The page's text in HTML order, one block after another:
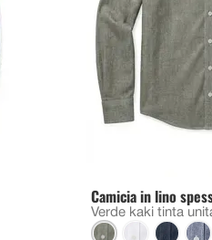
Camicia in lino
Verde kaki tinta